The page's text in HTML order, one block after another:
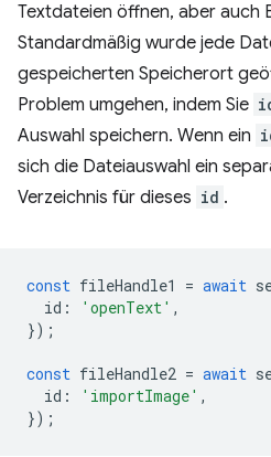
Textdateien öffnen, aber auch
Standardmäßig wurde jede
gespeicherten Speicherort
Problem umgehen, indem Sie
Auswahl speichern. Wenn ein
sich die Dateiauswahl ein
Verzeichnis für dieses id .
const fileHandle1 = await
id : 'openText' ,
});
const fileHandle2 = await
id : 'importImage' ,
});